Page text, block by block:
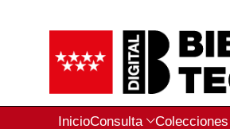
InicioConsulta Colecciones